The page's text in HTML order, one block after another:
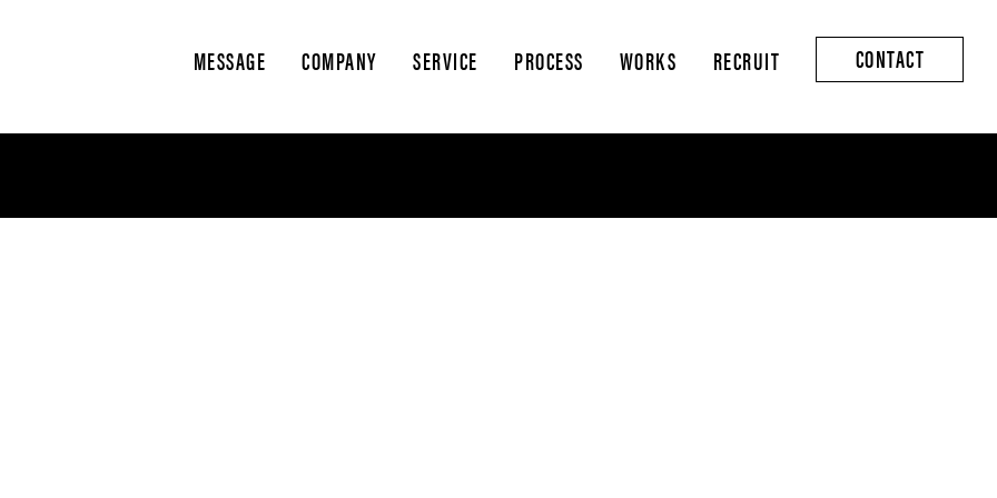
MESSAGE COMPANY SERVICE PROCESS WORKS RECRUIT CONTACT